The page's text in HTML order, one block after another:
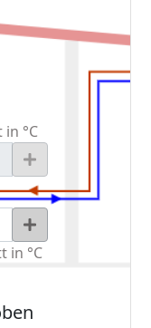
°C
in °C